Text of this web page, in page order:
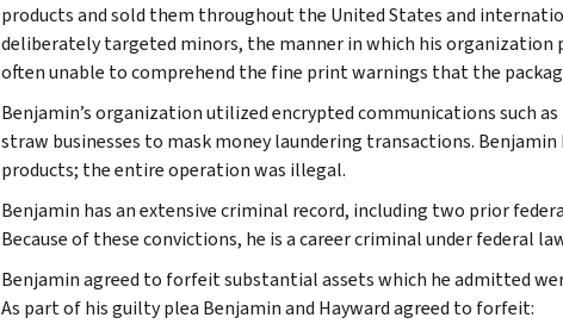
products and sold them throughout the United States and
deliberately targeted minors, the manner in which his organization
often unable to comprehend the fine print warnings that the
Benjamin’s organization utilized encrypted communications such
straw businesses to mask money laundering transactions.
products; the entire operation was illegal.
Benjamin has an extensive criminal record, including two prior
Because of these convictions, he is a career criminal under federal
Benjamin agreed to forfeit substantial assets which he admitted
As part of his guilty plea Benjamin and Hayward agreed to forfeit: